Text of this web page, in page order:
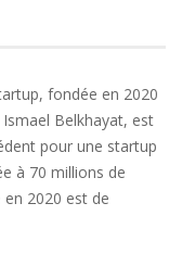
fondée en 2020
Belkhayat, est
pour une startup
à 70 millions de
2020 est de